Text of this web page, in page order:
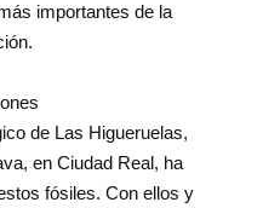
importantes de la
de Las Higueruelas,
en Ciudad Real, ha
fósiles. Con ellos y